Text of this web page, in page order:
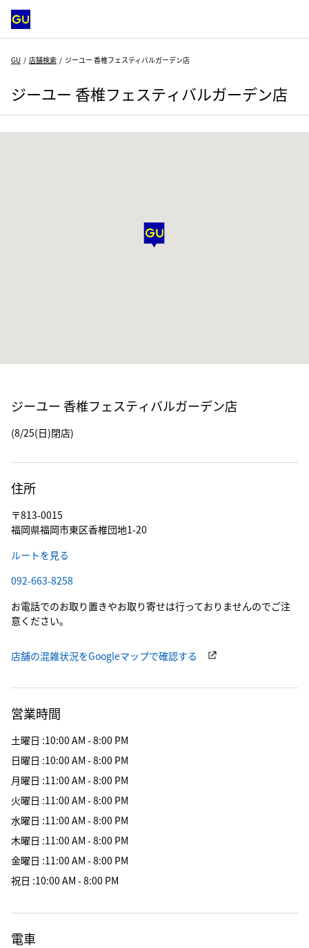
GU 店舗検索 ジーユー 香椎フェスティバルガーデン店
ジーユー 香椎フェスティバルガーデン店
ジーユー 香椎フェスティバルガーデン店
(8/25(日)閉店)
住所
〒813-0015
福岡県福岡市東区香椎団地1-20
ルートを見る
092-663-8258
お電話でのお取り置きやお取り寄せは行っておりませんのでご注
意ください。
店舗の混雑状況をGoogleマップで確認する
営業時間
土曜日 :10:00 AM - 8:00 PM
日曜日 :10:00 AM - 8:00 PM
月曜日 :11:00 AM - 8:00 PM
火曜日 :11:00 AM - 8:00 PM
水曜日 :11:00 AM - 8:00 PM
木曜日 :11:00 AM - 8:00 PM
金曜日 :11:00 AM - 8:00 PM
祝日 :10:00 AM - 8:00 PM
電車